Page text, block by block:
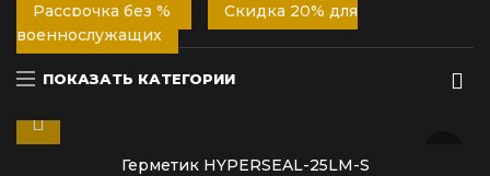
Рассрочка без %
Скидка 20% для
военнослужащих
ПОКАЗАТЬ КАТЕГОРИИ
Герметик HYPERSEAL-25LM-S